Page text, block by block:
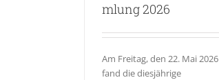
mlung 2026
Am Freitag, den 22. Mai 2026
fand diediesjährige